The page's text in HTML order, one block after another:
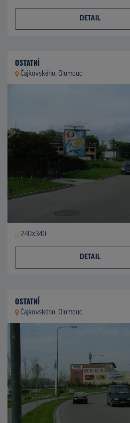
DETAIL
OSTATNÍ
Čajkovského, Olomouc
240x340
DETAIL
OSTATNÍ
Čajkovského, Olomouc